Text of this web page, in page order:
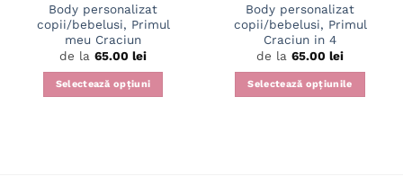
Body personalizat
copii/bebelusi, Primul
meu Craciun
de la 65.00 lei
Selectează opțiuni
Body personalizat
copii/bebelusi, Primul
Craciun in 4
de la 65.00 lei
Selectează opțiunile